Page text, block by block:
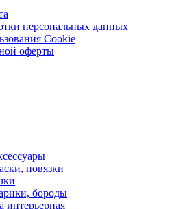
персональных данных
Cookie
оферты
повязки
бороды
интерьерная